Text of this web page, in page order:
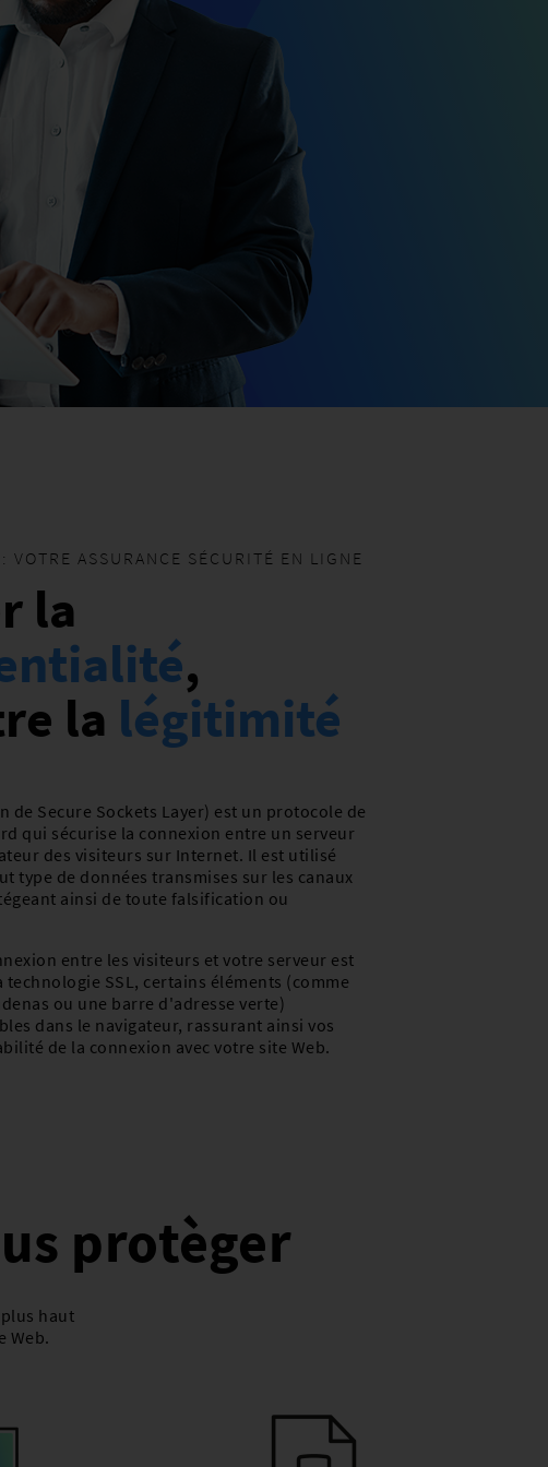
VOTRE ASSURANCE SÉCURITÉ EN LIGNE
la
,
la légitimité
de Secure Sockets Layer) est un protocole de
qui sécurise la connexion entre un serveur
des visiteurs sur Internet. Il est utilisé
type de données transmises sur les canaux
ainsi de toute falsification ou
entre les visiteurs et votre serveur est
technologie SSL, certains éléments (comme
ou une barre d'adresse verte)
dans le navigateur, rassurant ainsi vos
de la connexion avec votre site Web.
protèger
haut
Web.